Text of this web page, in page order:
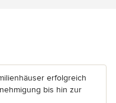
5 Sternen
erfolgreich
bis hin zur